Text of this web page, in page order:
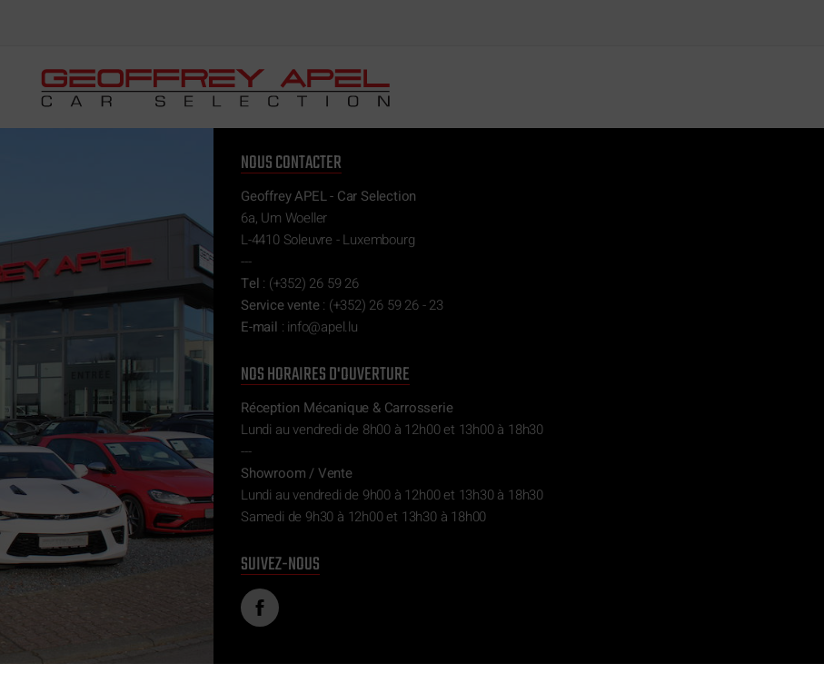
NOUS CONTACTER
Geoffrey APEL - Car Selection
6a, Um Woeller
L-4410 Soleuvre - Luxembourg
---
Tel : (+352) 26 59 26
Service vente: (+352) 26 59 26 - 23
E-mail : ul.l
epa@of
ni
NOS HORAIRES D'OUVERTURE
Réception Mécanique & Carrosserie
Lundi au vendredi de 8h00 à 12h00 et 13h00 à 18h30
---
Showroom / Vente
Lundi au vendredi de 9h00 à 12h00 et 13h30 à 18h30
Samedi de 9h30 à 12h00 et 13h30 à 18h00
SUIVEZ-NOUS